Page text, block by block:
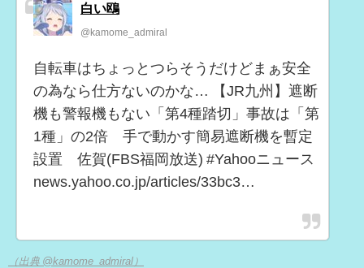
白い鴎
@kamome_admiral
自転車はちょっとつらそうだけどまぁ安全
の為なら仕方ないのかな… 【JR九州】遮断
機も警報機もない「第4種踏切」事故は「第
1種」の2倍 手で動かす簡易遮断機を暫定
設置 佐賀(FBS福岡放送) #Yahooニュース
news.yahoo.co.jp/articles/33bc3…
（出典 @kamome_admiral）